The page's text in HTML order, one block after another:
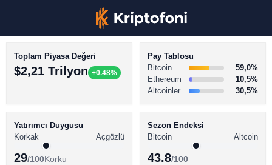
BİTCOİN HABERLERİ
ALTCOİN HABERLERİ
Toplam Piyasa Değeri
$2,21 Trilyon +0.48%
Pay Tablosu
Bitcoin
59,0%
Ethereum
10,5%
Altcoinler
30,5%
Yatırımcı Duygusu
Korkak
Açgözlü
29/100Korku
Sezon Endeksi
Bitcoin
Altcoin
43.8/100